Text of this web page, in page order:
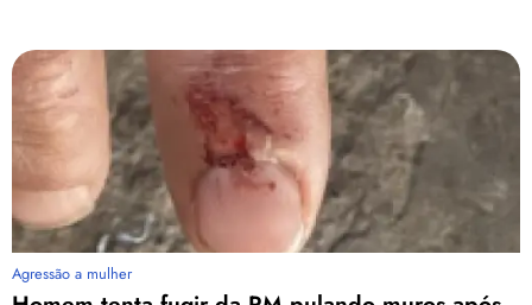
Agressão a mulher